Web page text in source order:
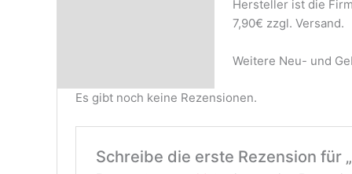
Hersteller ist die
7,90€ zzgl. Versand.
Weitere Neu- und
Es gibt noch keine Rezensionen.
Schreibe die erste Rezension für